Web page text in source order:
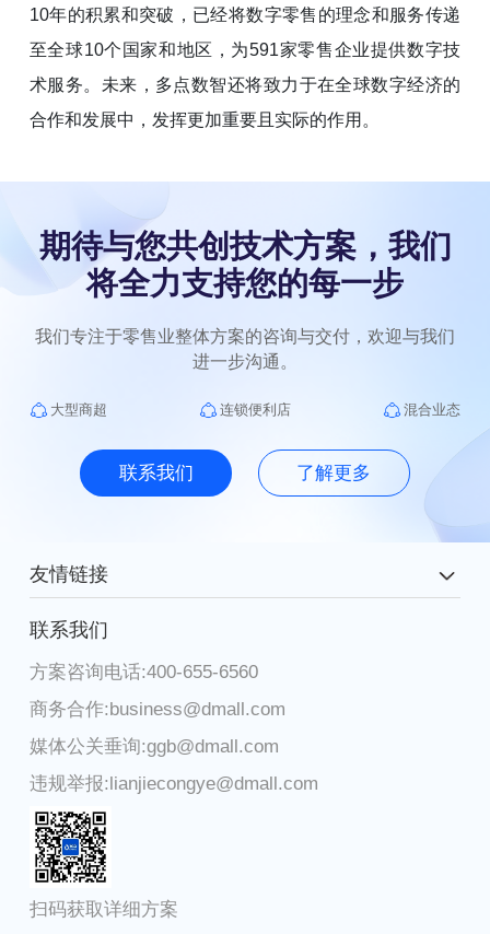
10年的积累和突破，已经将数字零售的理念和服务传递
至全球10个国家和地区，为591家零售企业提供数字技
术服务。未来，多点数智还将致力于在全球数字经济的
合作和发展中，发挥更加重要且实际的作用。
期待与您共创技术方案，我们
将全力支持您的每一步
我们专注于零售业整体方案的咨询与交付，欢迎与我们
大型商超 连锁便利店 混合业态
联系我们 了解更多
友情链接
麦德龙中国
腾讯
物美集团
DFI零售集团
步步高集团
微软
联系我们
方案咨询电话:400-655-6560
商务合作:business@dmall.com
媒体公关垂询:ggb@dmall.com
违规举报:lianjiecongye@dmall.com
扫码获取详细方案